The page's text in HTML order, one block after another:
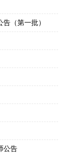
（第一批）
公告